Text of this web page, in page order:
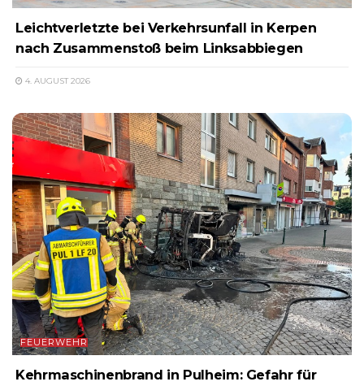
Leichtverletzte bei Verkehrsunfall in Kerpen
nach Zusammenstoß beim Linksabbiegen
4. AUGUST 2026
FEUERWEHR
Kehrmaschinenbrand in Pulheim: Gefahr für